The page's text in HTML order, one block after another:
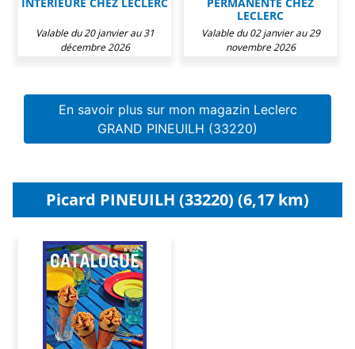
Valable du 20 janvier au 31
décembre 2026
LECLERC
Valable du 02 janvier au 29
novembre 2026
En savoir plus sur mon magazin Leclerc
GRAND PINEUILH (33220)
Picard PINEUILH (33220) (6,17 km)